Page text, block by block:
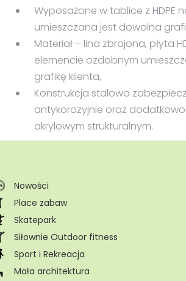
Nowości
Place zabaw
Skatepark
Siłownie Outdoor fitness
Sport i Rekreacja
Mała architektura
Wyposażone w tablice z HDPE
umieszczana jest dowolna
Materiał – lina zbrojona, płyta
elemencie ozdobnym
grafikę klienta,
Konstrukcja stalowa
antykorozyjnie oraz dodatkowo
akrylowym strukturalnym.